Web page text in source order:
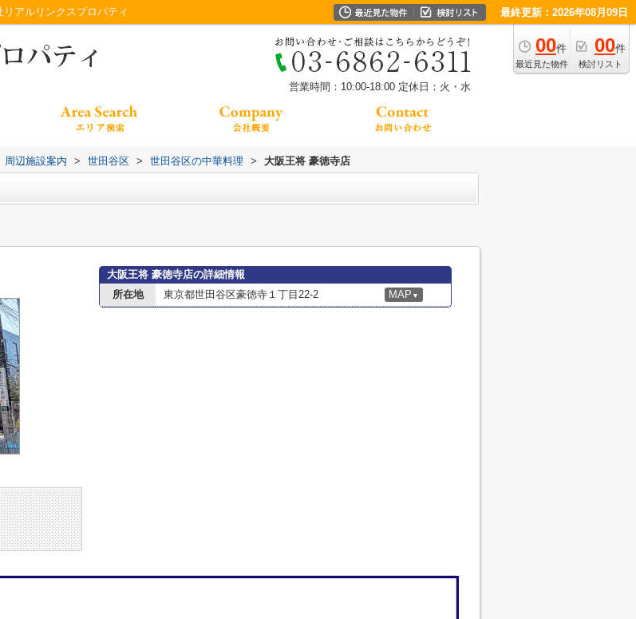
アルリンクスプロパティ 最終更新：2026年08月09日
00件
最近見た物件
00件
検討リスト
営業時間：10:00-18:00 定休日：火・水
周辺施設案内 > 世田谷区 > 世田谷区の中華料理 > 大阪王将 豪徳寺店
大阪王将 豪徳寺店の詳細情報
所在地
東京都世田谷区豪徳寺１丁目22-2 MAP ▼